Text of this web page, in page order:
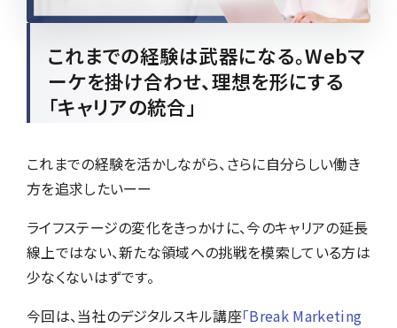
これまでの経験は武器になる。Webマ
ーケを掛け合わせ、理想を形にする
「キャリアの統合」
導入
これまでの経験を活かしながら、さらに自分らしい働き
方を追求したいーー
ライフステージの変化をきっかけに、今のキャリアの延長
線上ではない、新たな領域への挑戦を模索している方は
少なくないはずです。
今回は、当社のデジタルスキル講座「Break Marketing